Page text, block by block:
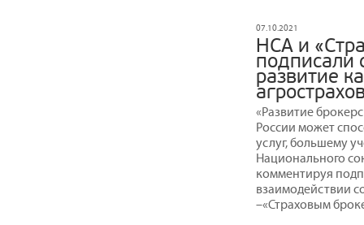
07.10.2021
НСА и
подписали
развитие
«Развитие
России может
услуг, большему
Национального
комментируя
взаимодействии
–«Страховым